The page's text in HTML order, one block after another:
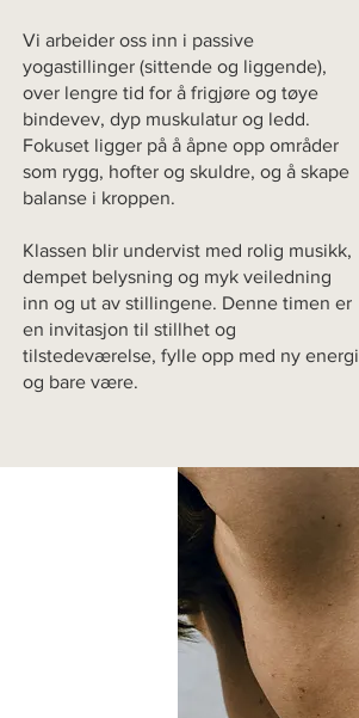
Vi arbeider oss inn i passive
yogastillinger (sittende og liggende),
over lengre tid for å frigjøre og tøye
bindevev, dyp muskulatur og ledd.
Fokuset ligger på å åpne opp områder
som rygg, hofter og skuldre, og å skape
balanse i kroppen.
Klassen blir undervist med rolig musikk,
dempet belysning og myk veiledning
inn og ut av stillingene. Denne timen er
en invitasjon til stillhet og
tilstedeværelse, fylle opp med ny energi
og bare være.